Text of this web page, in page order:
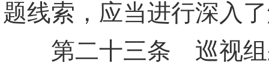
题线索，应当进行深入
第二十三条 巡视组